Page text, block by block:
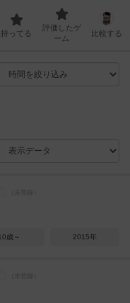
持ってる
評価したゲ
ーム
比較する
歳～ 2015年